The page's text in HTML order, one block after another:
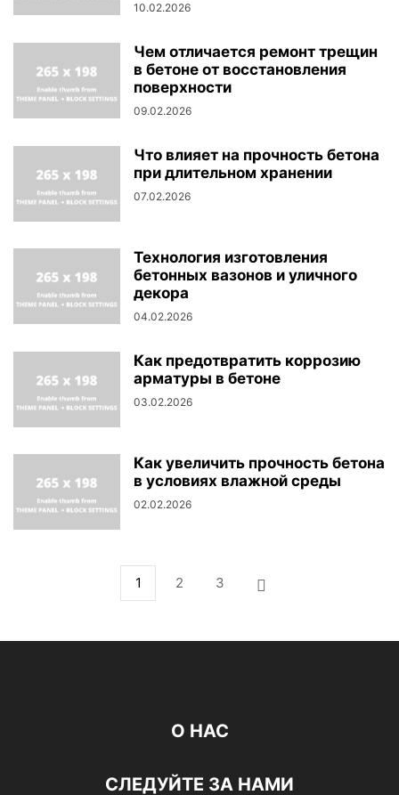
10.02.2026
Чем отличается ремонт трещин
в бетоне от восстановления
поверхности
09.02.2026
Что влияет на прочность бетона
при длительном хранении
07.02.2026
Технология изготовления
бетонных вазонов и уличного
декора
04.02.2026
Как предотвратить коррозию
арматуры в бетоне
03.02.2026
Как увеличить прочность бетона
в условиях влажной среды
02.02.2026
1 2 3
О НАС
СЛЕДУЙТЕ ЗА НАМИ